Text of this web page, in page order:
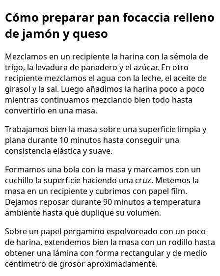
Cómo preparar pan focaccia relleno
de jamón y queso
Mezclamos en un recipiente la harina con la sémola de
trigo, la levadura de panadero y el azúcar. En otro
recipiente mezclamos el agua con la leche, el aceite de
girasol y la sal. Luego añadimos la harina poco a poco
mientras continuamos mezclando bien todo hasta
convertirlo en una masa.
Trabajamos bien la masa sobre una superficie limpia y
plana durante 10 minutos hasta conseguir una
consistencia elástica y suave.
Formamos una bola con la masa y marcamos con un
cuchillo la superficie haciendo una cruz. Metemos la
masa en un recipiente y cubrimos con papel film.
Dejamos reposar durante 90 minutos a temperatura
ambiente hasta que duplique su volumen.
Sobre un papel pergamino espolvoreado con un poco
de harina, extendemos bien la masa con un rodillo hasta
obtener una lámina con forma rectangular y de medio
centímetro de grosor aproximadamente.